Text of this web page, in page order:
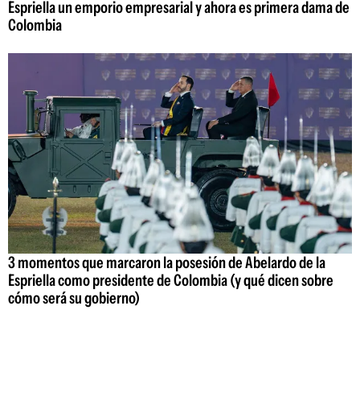
Espriella un emporio empresarial y ahora es primera dama de
Colombia
3 momentos que marcaron la posesión de Abelardo de la
Espriella como presidente de Colombia (y qué dicen sobre
cómo será su gobierno)